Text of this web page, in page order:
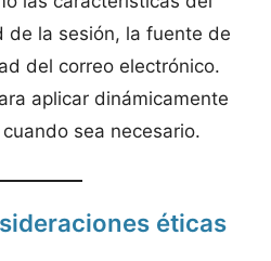
de la sesión, la fuente de
del correo electrónico.
aplicar dinámicamente
sea necesario.
éticas